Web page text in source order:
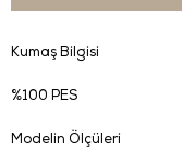
Kumaş Bilgisi
%100 PES
Modelin Ölçüleri